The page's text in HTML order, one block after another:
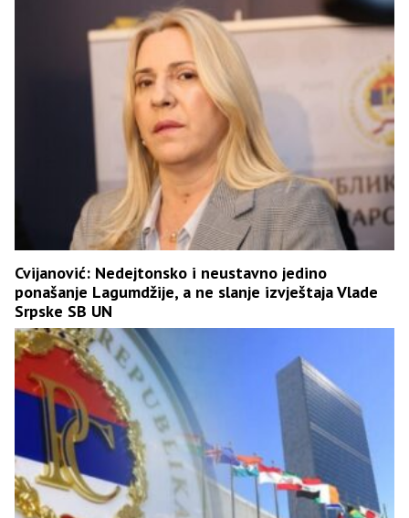
Cvijanović: Nedejtonsko i neustavno jedino
ponašanje Lagumdžije, a ne slanje izvještaja Vlade
Srpske SB UN